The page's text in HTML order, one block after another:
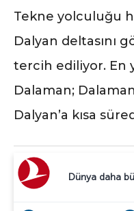
Tekne yolculuğu
Dalyan deltasını
tercih ediliyor. En
Dalaman;
Dalyan’a kısa
Dünya daha